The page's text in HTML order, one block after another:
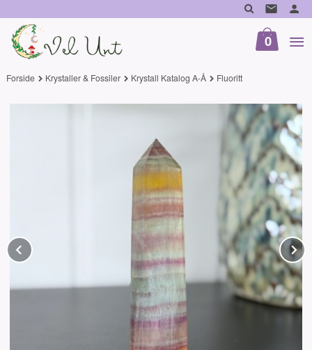
til
innholdet
0
Forside Krystaller & Fossiler Krystall Katalog A-Å Fluoritt
Prev